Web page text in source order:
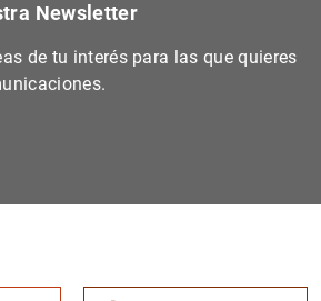
Newsletter
de tu interés para las que quieres